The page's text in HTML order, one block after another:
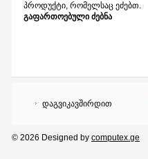
პროდუქტი, რომელსაც ეძებთ.
გაფართოებული ძებნა
დაგვიკავშირდით
© 2026 Designed by computex.ge